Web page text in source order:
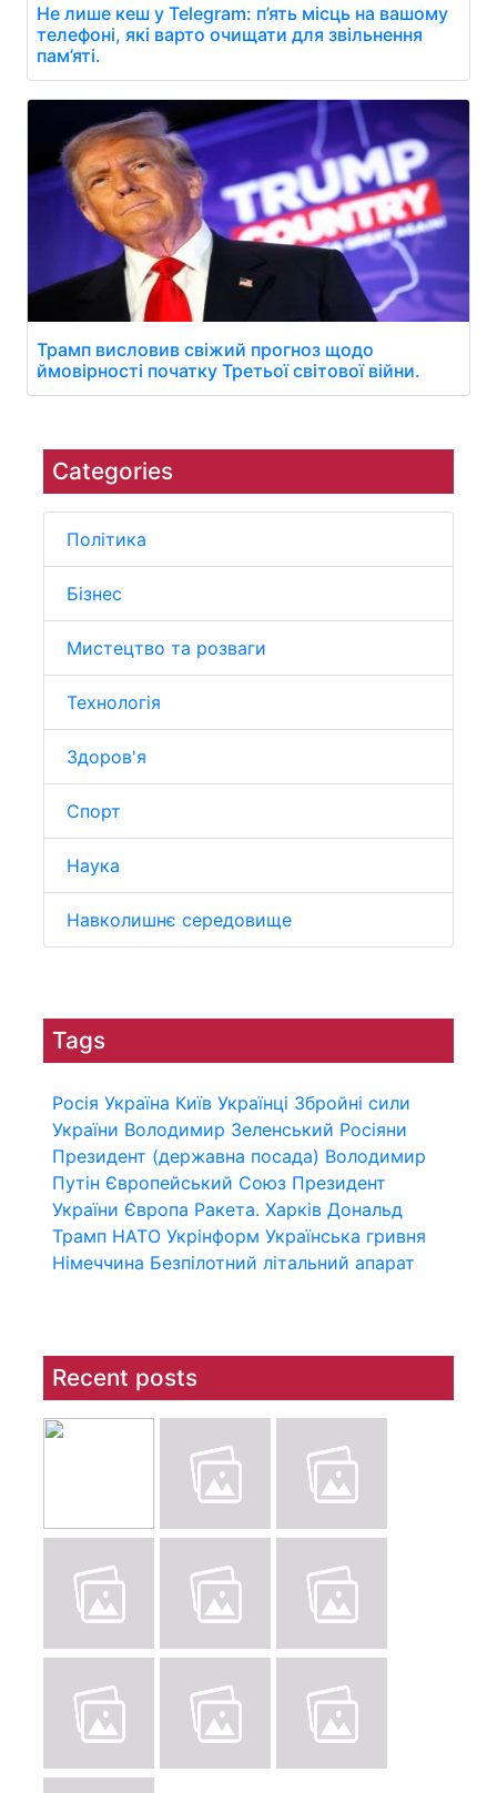
Categories
Політика
Бізнес
Мистецтво та розваги
Технологія
Здоров'я
Спорт
Наука
Навколишнє середовище
Tags
Росія Україна Київ Українці Збройні сили
України Володимир Зеленський Росіяни
Президент (державна посада) Володимир
Путін Європейський Союз Президент
України Європа Ракета. Харків Дональд
Трамп НАТО Укрінформ Українська гривня
Німеччина Безпілотний літальний апарат
Recent posts
Не лише кеш у Telegram: п’ять місць на вашому
телефоні, які варто очищати для звільнення
пам’яті.
Трамп висловив свіжий прогноз щодо
ймовірності початку Третьої світової війни.